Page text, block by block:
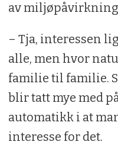
av
– Tja, interessen
alle, men hvor
familie til familie.
blir tatt mye med
automatikk i at
interesse for det.